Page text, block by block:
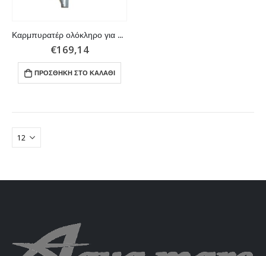
Καρμπυρατέρ ολόκληρο για Yamaha και Parsun 2.5HP
€169,14
ΠΡΟΣΘΉΚΗ ΣΤΟ ΚΑΛΆΘΙ